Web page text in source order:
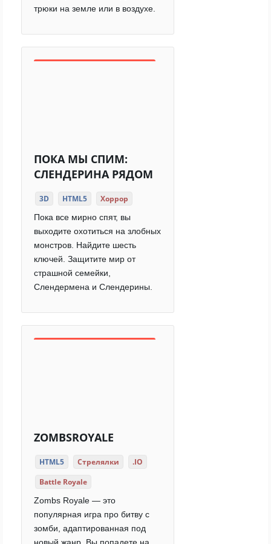
трюки на земле или в воздухе.
ПОКА МЫ СПИМ:
СЛЕНДЕРИНА РЯДОМ
3D HTML5 Хоррор
Пока все мирно спят, вы
выходите охотиться на злобных
монстров. Найдите шесть
ключей. Защитите мир от
страшной семейки,
Слендермена и Слендерины.
ZOMBSROYALE
HTML5 Стрелялки
.IO
Battle Royale
Zombs Royale — это
популярная игра про битву с
зомби, адаптированная под